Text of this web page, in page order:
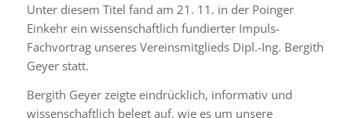
Unter diesem Titel fand am 21. 11. in der Poinger
Einkehr ein wissenschaftlich fundierter Impuls-
Fachvortrag unseres Vereinsmitglieds Dipl.-Ing. Bergith
Geyer statt.
Bergith Geyer zeigte eindrücklich, informativ und
wissenschaftlich belegt auf, wie es um unsere